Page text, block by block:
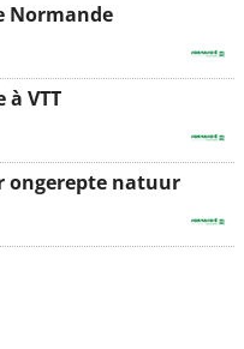
Normande
VTT
ongerepte natuur